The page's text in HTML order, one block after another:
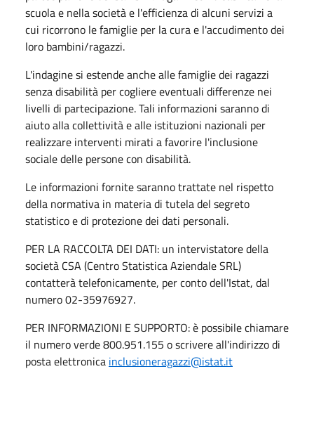
scuola e nella società e l'efficienza di alcuni servizi a
cui ricorrono le famiglie per la cura e l'accudimento dei
loro bambini/ragazzi.
L'indagine si estende anche alle famiglie dei ragazzi
senza disabilità per cogliere eventuali differenze nei
livelli di partecipazione. Tali informazioni saranno di
aiuto alla collettività e alle istituzioni nazionali per
realizzare interventi mirati a favorire l'inclusione
sociale delle persone con disabilità.
Le informazioni fornite saranno trattate nel rispetto
della normativa in materia di tutela del segreto
statistico e di protezione dei dati personali.
PER LA RACCOLTA DEI DATI: un intervistatore della
società CSA (Centro Statistica Aziendale SRL)
contatterà telefonicamente, per conto dell'Istat, dal
numero 02-35976927.
PER INFORMAZIONI E SUPPORTO: è possibile chiamare
il numero verde 800.951.155 o scrivere all'indirizzo di
posta elettronica inclusioneragazzi@istat.it